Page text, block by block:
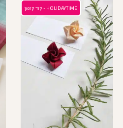
HOLIDAYTIME - קוד קופון